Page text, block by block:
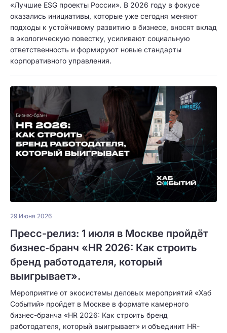
«Лучшие ESG проекты России». В 2026 году в фокусе
оказались инициативы, которые уже сегодня меняют
подходы к устойчивому развитию в бизнесе, вносят вклад
в экологическую повестку, усиливают социальную
ответственность и формируют новые стандарты
корпоративного управления.
29 Июня 2026
Пресс-релиз: 1 июля в Москве пройдёт
бизнес‑бранч «HR 2026: Как строить
бренд работодателя, который
выигрывает».
Мероприятие от экосистемы деловых мероприятий «Хаб
Событий» пройдет в Москве в формате камерного
бизнес-бранча «HR 2026: Как строить бренд
работодателя, который выигрывает» и объединит HR-